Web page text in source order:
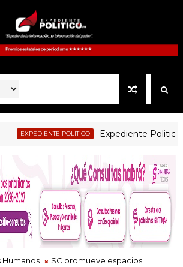
EXPEDIENTE POLÍTICO Expediente Politico.Mx
SC promueve espacios